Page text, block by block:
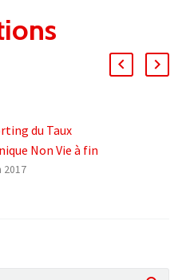
du Taux
Non Vie à fin
2016
et 1,48%…
2017